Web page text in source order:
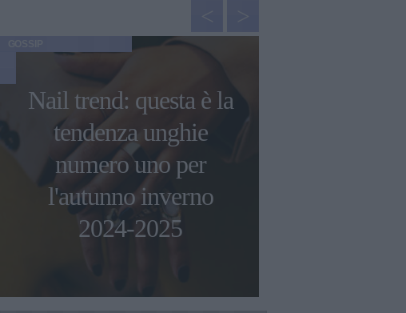
Nail trend: questa è la
tendenza unghie
numero uno per
l'autunno inverno
2024-2025